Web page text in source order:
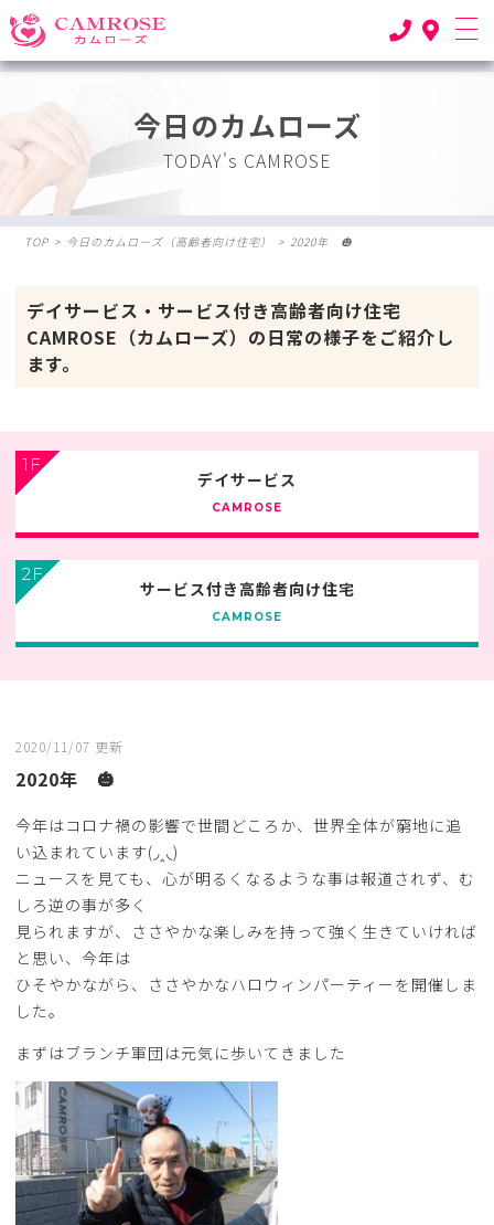
今日のカムローズ
TODAY's CAMROSE
TOP > 今日のカムローズ（高齢者向け住宅） > 2020年 🎃
デイサービス・サービス付き高齢者向け住宅
CAMROSE（カムローズ）の日常の様子をご紹介し
ます。
1F
デイサービス
CAMROSE
2F
サービス付き高齢者向け住宅
CAMROSE
2020/11/07 更新
2020年 🎃
今年はコロナ禍の影響で世間どころか、世界全体が窮地に追
い込まれています(◞‸◟)
ニュースを見ても、心が明るくなるような事は報道されず、む
しろ逆の事が多く
見られますが、ささやかな楽しみを持って強く生きていければ
と思い、今年は
ひそやかながら、ささやかなハロウィンパーティーを開催しま
した。
まずはブランチ軍団は元気に歩いてきました